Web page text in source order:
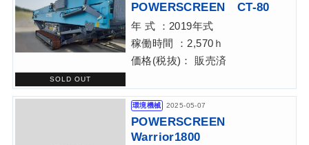
POWERSCREEN CT-80
年 式 ：2019年式
稼働時間 ：2,570ｈ
価格(税抜)： 販売済
POWERSCREEN
Warrior1800
2025-05-07
環境機械